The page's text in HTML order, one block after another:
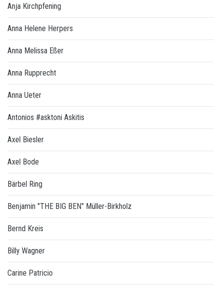
Anja Kirchpfening
Anna Helene Herpers
Anna Melissa Eßer
Anna Rupprecht
Anna Ueter
Antonios #asktoni Askitis
Axel Biesler
Axel Bode
Bärbel Ring
Benjamin "THE BIG BEN" Müller-Birkholz
Bernd Kreis
Billy Wagner
Carine Patricio